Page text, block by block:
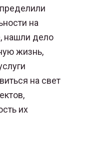
на
нашли дело
жизнь,
на свет
их